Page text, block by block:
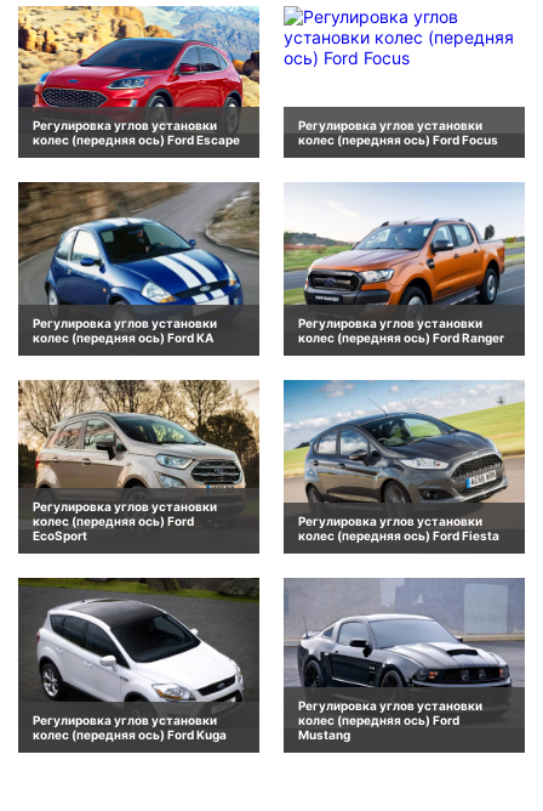
Регулировка углов установки
колес (передняя ось) Ford Escape
Регулировка углов установки
колес (передняя ось) Ford Focus
Регулировка углов установки
колес (передняя ось) Ford KA
Регулировка углов установки
колес (передняя ось) Ford Ranger
Регулировка углов установки
колес (передняя ось) Ford
EcoSport
Регулировка углов установки
колес (передняя ось) Ford Fiesta
Регулировка углов установки
колес (передняя ось) Ford Kuga
Регулировка углов установки
колес (передняя ось) Ford
Mustang